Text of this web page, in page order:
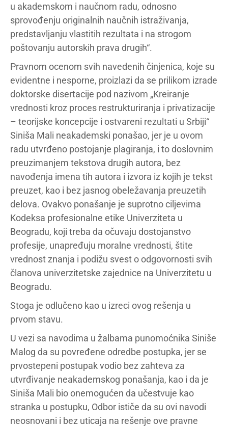
u akademskom i naučnom radu, odnosno
sprovođenju originalnih naučnih istraživanja,
predstavljanju vlastitih rezultata i na strogom
poštovanju autorskih prava drugih“.
Pravnom ocenom svih navedenih činjenica, koje su
evidentne i nesporne, proizlazi da se prilikom izrade
doktorske disertacije pod nazivom „Kreiranje
vrednosti kroz proces restrukturiranja i privatizacije
– teorijske koncepcije i ostvareni rezultati u Srbiji“
Siniša Mali neakademski ponašao, jer je u ovom
radu utvrđeno postojanje plagiranja, i to doslovnim
preuzimanjem tekstova drugih autora, bez
navođenja imena tih autora i izvora iz kojih je tekst
preuzet, kao i bez jasnog obeležavanja preuzetih
delova. Ovakvo ponašanje je suprotno ciljevima
Kodeksa profesionalne etike Univerziteta u
Beogradu, koji treba da očuvaju dostojanstvo
profesije, unapređuju moralne vrednosti, štite
vrednost znanja i podižu svest o odgovornosti svih
članova univerzitetske zajednice na Univerzitetu u
Beogradu.
Stoga je odlučeno kao u izreci ovog rešenja u
prvom stavu.
U vezi sa navodima u žalbama punomoćnika Siniše
Malog da su povređene odredbe postupka, jer se
prvostepeni postupak vodio bez zahteva za
utvrđivanje neakademskog ponašanja, kao i da je
Siniša Mali bio onemogućen da učestvuje kao
stranka u postupku, Odbor ističe da su ovi navodi
neosnovani i bez uticaja na rešenje ove pravne